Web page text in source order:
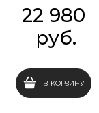
22 980
руб.
В КОРЗИНУ